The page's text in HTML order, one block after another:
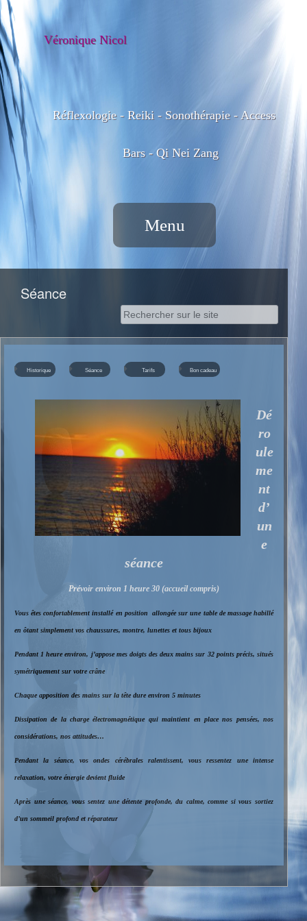
Véronique Nicol
Réflexologie - Reiki - Sonothérapie - Access
Bars - Qi Nei Zang
Menu
Séance
Dé
ro
ule
me
nt
d’
un
e
séance
Prévoir environ 1 heure 30 (accueil compris)
Vous êtes confortablement installé en position allongée sur une table de massage habillé
en ôtant simplement vos chaussures, montre, lunettes et tous bijoux
Pendant 1 heure environ, j’appose mes doigts des deux mains sur 32 points précis, situés
symétriquement sur votre crâne
Chaque apposition des mains sur la tête dure environ 5 minutes
Dissipation de la charge électromagnétique qui maintient en place nos pensées, nos
considérations, nos attitudes…
Pendant la séance, vos ondes cérébrales ralentissent, vous ressentez une intense
relaxation, votre énergie devient fluide
Après une séance, vous sentez une détente profonde, du calme, comme si vous sortiez
d’un sommeil profond et réparateur
Rechercher :
Historique Séance Tarifs Bon cadeau